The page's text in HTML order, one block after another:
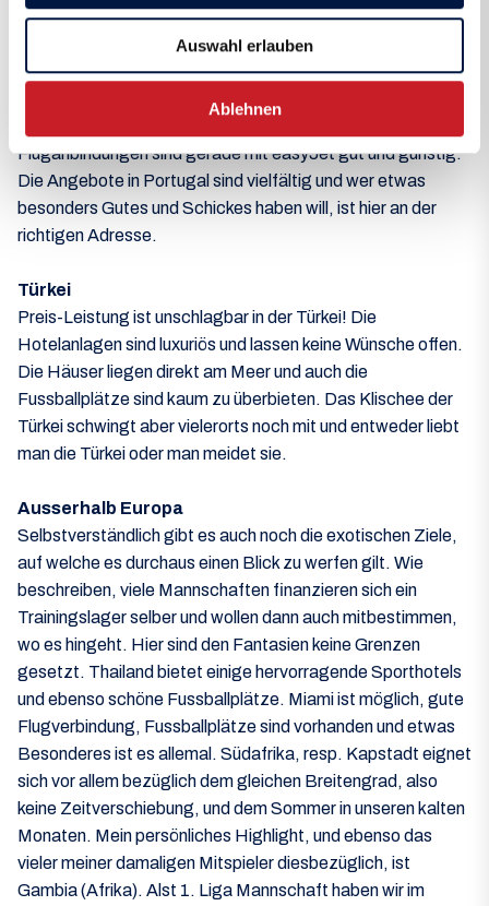
Auswahl erlauben
Ablehnen
Das Wetter ist meistens sehr gut und die Temperaturen
laden zu einem perfekten Trainingslager ein. Portugal gilt im
Allgemeinen als etwas teurer im Vergleich zu Spanien. Der
Preistreiber sind hier vor allem die wirklich guten
Fluganbindungen sind gerade mit easyJet gut und günstig.
Die Angebote in Portugal sind vielfältig und wer etwas
besonders Gutes und Schickes haben will, ist hier an der
richtigen Adresse.
Türkei
Preis-Leistung ist unschlagbar in der Türkei! Die
Hotelanlagen sind luxuriös und lassen keine Wünsche offen.
Die Häuser liegen direkt am Meer und auch die
Fussballplätze sind kaum zu überbieten. Das Klischee der
Türkei schwingt aber vielerorts noch mit und entweder liebt
man die Türkei oder man meidet sie.
Ausserhalb Europa
Selbstverständlich gibt es auch noch die exotischen Ziele,
auf welche es durchaus einen Blick zu werfen gilt. Wie
beschreiben, viele Mannschaften finanzieren sich ein
Trainingslager selber und wollen dann auch mitbestimmen,
wo es hingeht. Hier sind den Fantasien keine Grenzen
gesetzt. Thailand bietet einige hervorragende Sporthotels
und ebenso schöne Fussballplätze. Miami ist möglich, gute
Flugverbindung, Fussballplätze sind vorhanden und etwas
Besonderes ist es allemal. Südafrika, resp. Kapstadt eignet
sich vor allem bezüglich dem gleichen Breitengrad, also
keine Zeitverschiebung, und dem Sommer in unseren kalten
Monaten. Mein persönliches Highlight, und ebenso das
vieler meiner damaligen Mitspieler diesbezüglich, ist
Gambia (Afrika). Alst 1. Liga Mannschaft haben wir im